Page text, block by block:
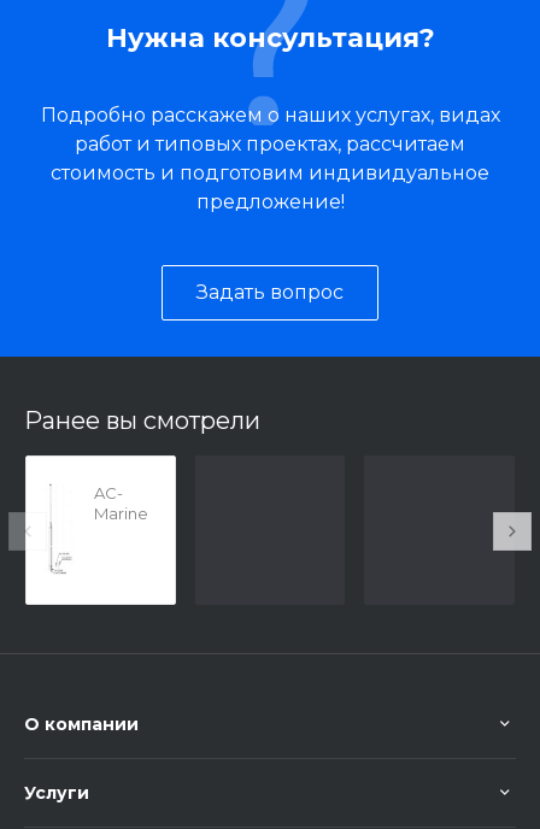
Нужна консультация?
Подробно расскажем о наших услугах, видах
работ и типовых проектах, рассчитаем
стоимость и подготовим индивидуальное
предложение!
Задать вопрос
Ранее вы смотрели
AC-
Marine
О компании
Услуги